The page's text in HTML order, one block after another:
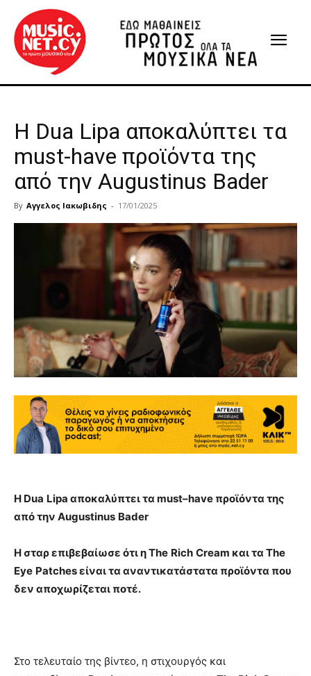
Η Dua Lipa αποκαλύπτει τα
must-have προϊόντα της
από την Augustinus Bader
By Αγγελος Ιακωβιδης - 17/01/2025
Η Dua Lipa αποκαλύπτει τα must–have προϊόντα της
από την Augustinus Bader
Η σταρ επιβεβαίωσε ότι ηThe Rich Cream και τα The
Eye Patchesείναι τα αναντικατάστατα προϊόντα που
δεν αποχωρίζεται ποτέ.
Στο τελευταίο της βίντεο, η στιχουργός και